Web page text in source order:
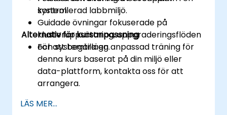
system.
kontrollerad labbmiljö.
Guidade övningar fokuserade på
klusteruppsättning, uppgraderingsflöden
och systemtillägg.
Alternativ för kursanpassning
För att begära en anpassad träning för
denna kurs baserat på din miljö eller
data-plattform, kontakta oss för att
arrangera.
LÄS MER...